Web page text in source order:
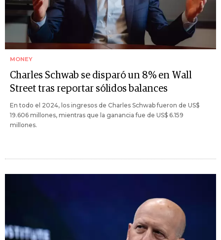
MONEY
Charles Schwab se disparó un 8% en Wall
Street tras reportar sólidos balances
En todo el 2024, los ingresos de Charles Schwab fueron de US$
19.606 millones, mientras que la ganancia fue de US$ 6.159
millones.